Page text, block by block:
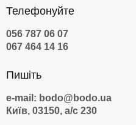
Телефонуйте
056 787 06 07
067 464 14 16
Пишіть
e-mail: bodo@bodo.ua
Київ, 03150, а/с 230